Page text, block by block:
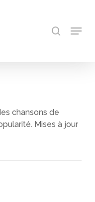
Menu
chansons de
Mises à jour
Close